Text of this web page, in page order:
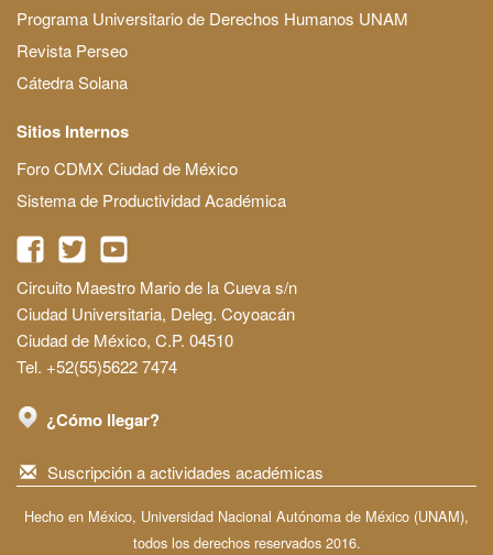
Programa Universitario de Derechos Humanos UNAM
Revista Perseo
Cátedra Solana
Sitios Internos
Foro CDMX Ciudad de México
Sistema de Productividad Académica
Circuito Maestro Mario de la Cueva s/n
Ciudad Universitaria, Deleg. Coyoacán
Ciudad de México, C.P. 04510
Tel. +52(55)5622 7474
¿Cómo llegar?
Suscripción a actividades académicas
Hecho en México, Universidad Nacional Autónoma de México (UNAM),
todos los derechos reservados 2016.